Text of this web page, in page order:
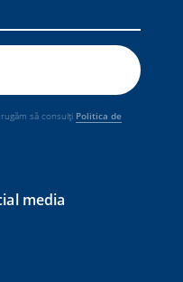
să consulți Politica de
media